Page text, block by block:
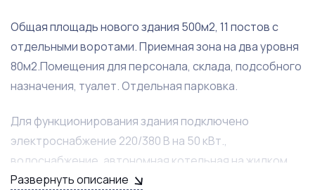
Общая площадь нового здания 500м2, 11 постов с
отдельными воротами. Приемная зона на два уровня
80м2.Помещения для персонала, склада, подсобного
назначения, туалет. Отдельная парковка.
Для функционирования здания подключено
электроснабжение 220/380 В на 50 кВт.,
водоснабжение, автономная котельная на жидком
топливе, тепловентиляторы и радиаторы. Пол
Развернуть описание